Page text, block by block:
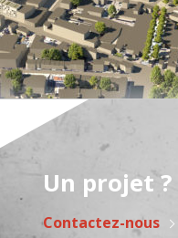
Un projet ?
Contactez-nous